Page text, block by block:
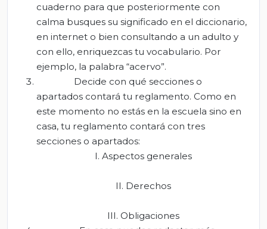
cuaderno para que posteriormente con
calma busques su significado en el diccionario,
en internet o bien consultando a un adulto y
con ello, enriquezcas tu vocabulario. Por
ejemplo, la palabra “acervo”.
Decide con qué secciones o
apartados contará tu reglamento. Como en
este momento no estás en la escuela sino en
casa, tu reglamento contará con tres
secciones o apartados:
I. Aspectos generales
II. Derechos
III. Obligaciones